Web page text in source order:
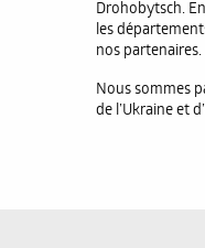
Drohobytsch.
les
nos partenaires.
Nous sommes
de l’Ukraine et